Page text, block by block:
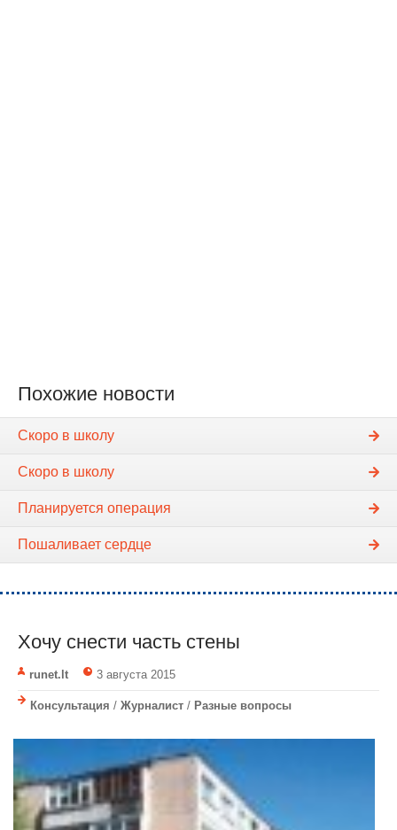
Похожие новости
Скоро в школу
Скоро в школу
Планируется операция
Пошаливает сердце
Хочу снести часть стены
runet.lt 3 августа 2015
Консультация / Журналист / Разные вопросы